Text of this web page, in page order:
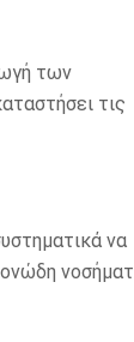
των
τις
να